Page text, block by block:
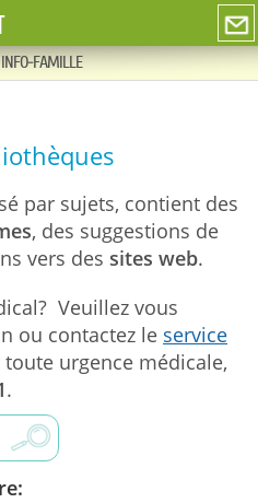
FAMILLE
par sujets, contient des
, des suggestions de
vers des sites web.
Veuillez vous
ou contactez le service
urgence médicale,
.